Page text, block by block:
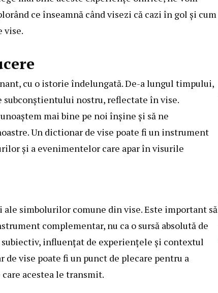
ce înseamnă când visezi că cazi în gol și cum
vise.
cu o istorie îndelungată. De-a lungul timpului,
subconștientului nostru, reflectate în vise.
mai bine pe noi înșine și să ne
Un dictionar de vise poate fi un instrument
și a evenimentelor care apar în visurile
simbolurilor comune din vise. Este important să
complementar, nu ca o sursă absolută de
influențat de experiențele și contextul
vise poate fi un punct de plecare pentru a
acestea le transmit.